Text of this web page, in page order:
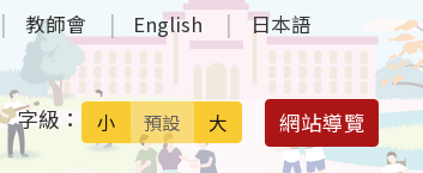
教師會 English 日本語
字級： 小 預設 大 網站導覽